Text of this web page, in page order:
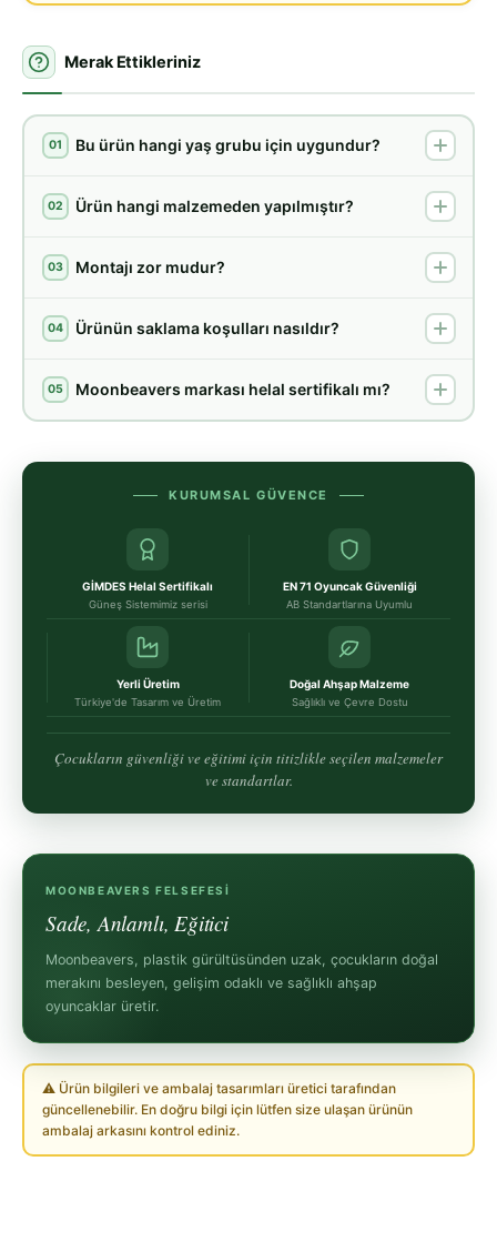
Merak Ettikleriniz
01 Bu ürün hangi yaş grubu için uygundur?
02 Ürün hangi malzemeden yapılmıştır?
03 Montajı zor mudur?
04 Ürünün saklama koşulları nasıldır?
05 Moonbeavers markası helal sertifikalı mı?
KURUMSAL GÜVENCE
GİMDES Helal Sertifikalı
Güneş Sistemimiz serisi
EN 71 Oyuncak Güvenliği
AB Standartlarına Uyumlu
Yerli Üretim
Türkiye'de Tasarım ve Üretim
Doğal Ahşap Malzeme
Sağlıklı ve Çevre Dostu
Çocukların güvenliği ve eğitimi için titizlikle seçilen malzemeler
ve standartlar.
MOONBEAVERS FELSEFESI
Sade, Anlamlı, Eğitici
Moonbeavers, plastik gürültüsünden uzak, çocukların doğal
merakını besleyen, gelişim odaklı ve sağlıklı ahşap
oyuncaklar üretir.
⚠ Ürün bilgileri ve ambalaj tasarımları üretici tarafından
güncellenebilir. En doğru bilgi için lütfen size ulaşan ürünün
ambalaj arkasını kontrol ediniz.